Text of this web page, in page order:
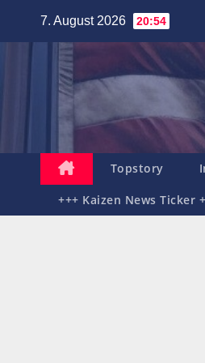
7. August 2026 20:54
Topstory
+++ Kaizen News Ticker